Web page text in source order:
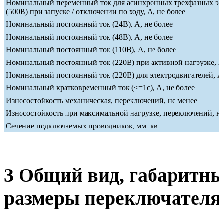
Номинальный переменный ток для асинхронных трехфазных
(500В) при запуске / отключении по ходу, А, не более
Номинальный постоянный ток (24В), А, не более
Номинальный постоянный ток (48В), А, не более
Номинальный постоянный ток (110В), А, не более
Номинальный постоянный ток (220В) при активной нагрузке,
Номинальный постоянный ток (220В) для электродвигателей,
Номинальный кратковременный ток (<=1c), А, не более
Износостойкость механическая, переключений, не менее
Износостойкость при максимальной нагрузке, переключений,
Сечение подключаемых проводников, мм. кв.
3 Общий вид,
размеры